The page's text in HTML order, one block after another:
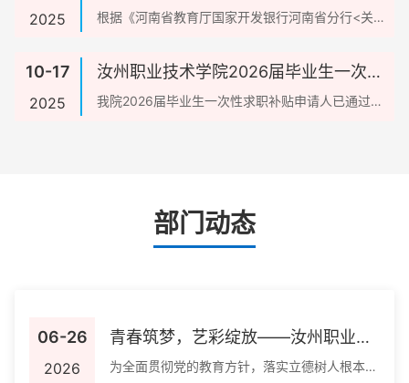
2025
家助学贷款学生名单公示
根据《河南省教育厅国家开发银行河南省分行<关于
10-17
2025
汝州职业技术学院2026届毕业生一次性
求职补贴初审通过名单公示
我院2026届毕业生一次性求职补贴申请人已通过河
部门动态
06-26
2026
青春筑梦，艺彩绽放——汝州职业技
术学院成功举办第八届大学生艺术展
为全面贯彻党的教育方针，落实立德树人根本任